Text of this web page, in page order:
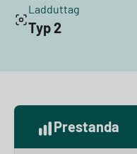
Ladduttag
Typ 2
Prestanda